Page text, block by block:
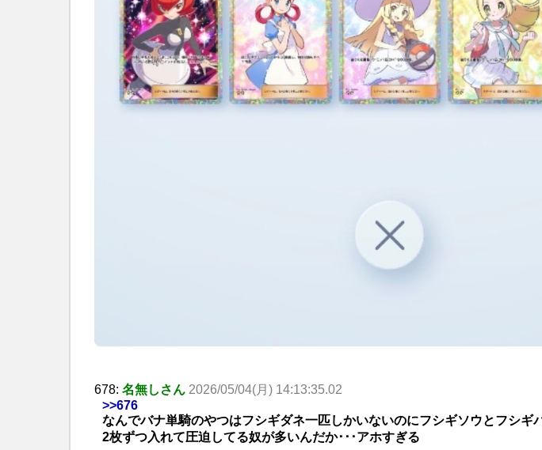
678: 名無しさん 2026/05/04(月) 14:13:35.02
>>676
なんでバナ単騎のやつはフシギダネ一匹しかいないのにフシギソウとフシギ
2枚ずつ入れて圧迫してる奴が多いんだか･･･アホすぎる